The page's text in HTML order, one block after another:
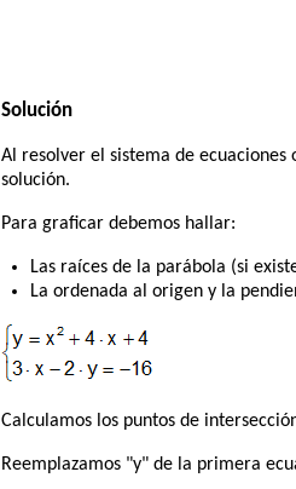
Solución
Al resolver el sistema de
solución.
Para graficar debemos hallar:
Las raíces de la parábola (si
La ordenada al origen y la
Calculamos los puntos de
Reemplazamos "y" de la primera